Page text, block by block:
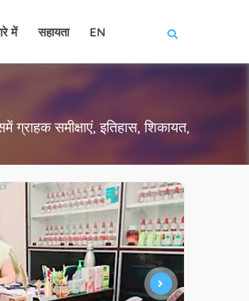
में सहायता EN
समीक्षाएं, इतिहास, शिकायत,